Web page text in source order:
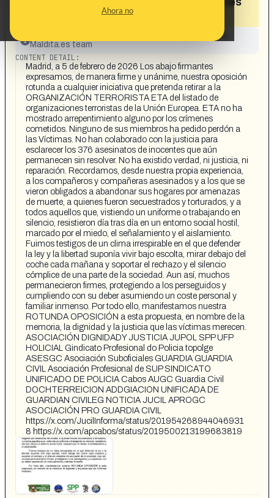
Ahora no
terroristas de la UE»
This content has not yet been investigated by the
Maldita.es team
CONTENT DETAIL:
Madrid, a 5 de febrero de 2026 Los abajo firmantes
expresamos, de manera firme y unánime, nuestra oposición
rotunda a cualquier iniciativa que pretenda retirar a la
ORGANIZACIÓN TERRORISTA ETA del listado de
organizaciones terroristas de la Unión Europea. ETA no ha
mostrado arrepentimiento alguno por los crímenes
cometidos. Ninguno de sus miembros ha pedido perdón a
las Víctimas. No han colaborado con la justicia para
esclarecer los 376 asesinatos de inocentes que aún
permanecen sin resolver. No ha existido verdad, ni justicia, ni
reparación. Recordamos, desde nuestra propia experiencia,
a los compañeros y compañeras asesinados y a los que se
vieron obligados a abandonar sus hogares por amenazas
de muerte, a quienes fueron secuestrados y torturados, y a
todos aquellos que, vistiendo un uniforme o trabajando en
silencio, resistieron día tras día en un entorno social hostil,
marcado por el miedo, el señalamiento y el aislamiento.
Fuimos testigos de un clima irrespirable en el que defender
la ley y la libertad suponía vivir bajo escolta, mirar debajo del
coche cada mañana y soportar el rechazo y el silencio
cómplice de una parte de la sociedad. Aun así, muchos
permanecieron firmes, protegiendo a los perseguidos y
cumpliendo con su deber asumiendo un coste personal y
familiar inmenso. Por todo ello, manifestamos nuestra
ROTUNDA OPOSICIÓN a esta propuesta, en nombre de la
memoria, la dignidad y la justicia que las víctimas merecen.
ASOCIACIÓN DIGNIDADY JUSTICIA JUPOL SPP UFP
HOLICIAL Gindicato Profesional do Policia topolge
ASESGC Asociación Suboficiales GUARDIA GUARDIA
CIVIL Asociación Profesional de SUP SINDICATO
UNIFICADO DE POLICIA Cabos AUGC Guardia Civil
DOCHTERREICION ADDGIACION UNIFICADA DE
GUARDIAN CIVILEG NOTICIA JUCIL APROGC
ASOCIACIÓN PRO GUARDIA CIVIL
https://x.com/JucilInforma/status/201954268944046931
8 https://x.com/apcabos/status/2019500213199683819